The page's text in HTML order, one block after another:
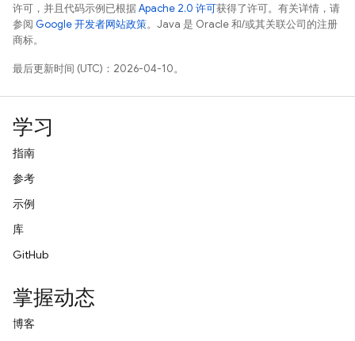
许可，并且代码示例已根据Apache 2.0 许可获得了许可。有关详情，请
参阅 Google 开发者网站政策。Java 是 Oracle 和/或其关联公司的注册
商标。
最后更新时间 (UTC)：2026-04-10。
学习
指南
参考
示例
库
GitHub
掌握动态
博客